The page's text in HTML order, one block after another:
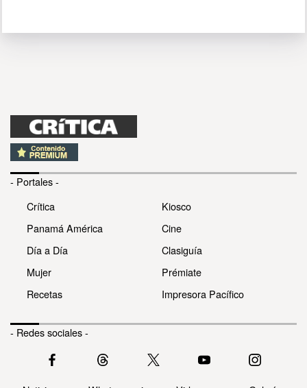
- Portales -
Crítica
Panamá América
Día a Día
Mujer
Recetas
Kiosco
Cine
Clasiguía
Prémiate
Impresora Pacífico
- Redes sociales -